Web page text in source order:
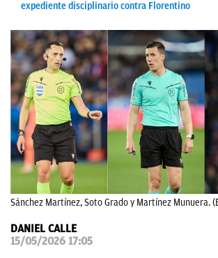
PAPARAZZI
OKDIARIO
expediente disciplinario contra Florentino
Sánchez Martínez, Soto Grado y Martínez Munuera.
DANIEL CALLE
15/05/2026 17:05